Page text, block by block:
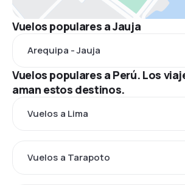
Vuelos populares a Jauja
Arequipa - Jauja
Vuelos populares a Perú. Los
aman estos destinos.
Vuelos a Lima
Vuelos a Tarapoto